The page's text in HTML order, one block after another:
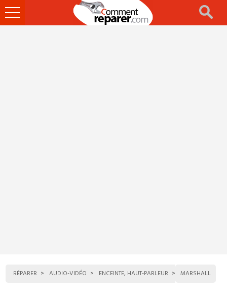
Ouvrir
le
RÉPARER AUDIO-VIDÉO ENCEINTE, HAUT-PARLEUR MARSHALL